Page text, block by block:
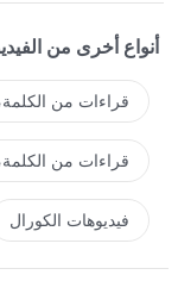
أنواع أخرى من
قراءات من الكلمة، المجلد 1:
قراءات من الكلمة، المجلد 7: حول
فيديوهات الكورال